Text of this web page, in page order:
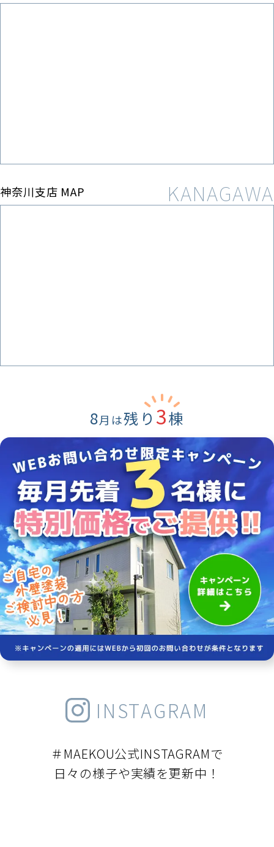
神奈川支店 MAP
8月は残り 3棟
INSTAGRAM
＃MAEKOU公式INSTAGRAMで
日々の様子や実績を更新中！